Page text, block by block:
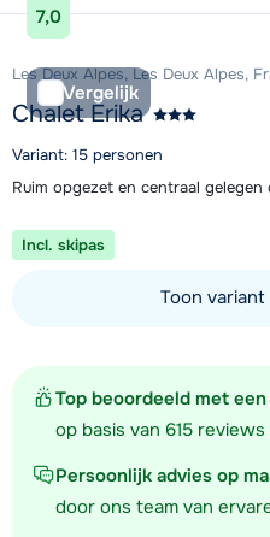
Top beoordeeld met
op basis van 615 reviews
Persoonlijk advies op
door ons team van
7,0
Vergelijk
Les Deux Alpes, Les Deux Alpes,
Chalet Erika
Variant: 15 personen
Ruim opgezet en centraal gelegen
Incl. skipas
Toon variant